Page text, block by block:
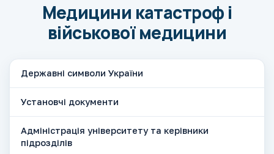
Медицини катастроф і
військової медицини
Державні символи України
Установчі документи
Адміністрація університету та керівники
підрозділів